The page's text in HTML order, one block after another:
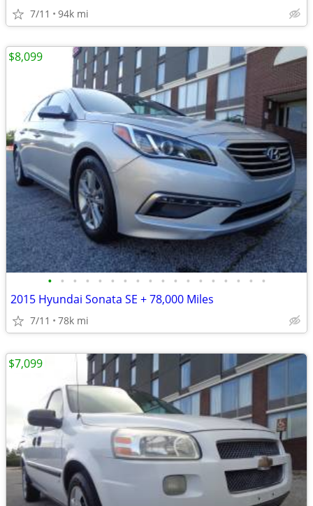
7/11 94k mi
• • • • • • • • • • • • • • • • • •
2015 Hyundai Sonata SE + 78,000 Miles
7/11 78k mi
$8,099
$7,099